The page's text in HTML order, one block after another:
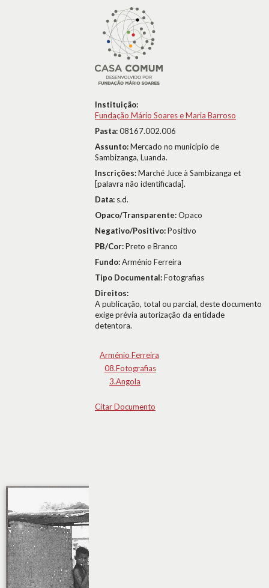
Instituição:
Fundação Mário Soares e Maria Barroso
Pasta:08167.002.006
Assunto:Mercado no município de
Sambizanga, Luanda.
Inscrições:Marché Juce à Sambizanga et
[palavra não identificada].
Data: s.d.
Opaco/Transparente:Opaco
Negativo/Positivo:Positivo
PB/Cor:Preto e Branco
Fundo:Arménio Ferreira
Tipo Documental:Fotografias
Direitos:
A publicação, total ou parcial, deste documento
exige prévia autorização da entidade
detentora.
Arménio Ferreira
08.Fotografias
3.Angola
Citar Documento